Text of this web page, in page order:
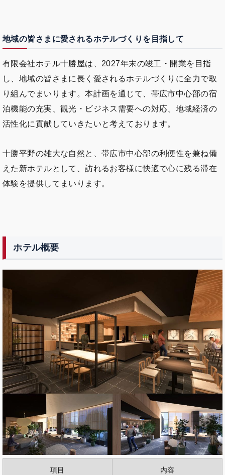
地域の皆さまに愛されるホテルづくりを目指して
有限会社ホテル十勝屋は、2027年末の竣工・開業を目指
し、地域の皆さまに長く愛されるホテルづくりに全力で取
り組んでまいります。本計画を通じて、帯広市中心部の宿
泊機能の充実、観光・ビジネス需要への対応、地域経済の
活性化に貢献していきたいと考えております。
十勝平野の雄大な自然と、帯広市中心部の利便性を兼ね備
えた新ホテルとして、訪れるお客様に快適で心に残る滞在
体験を提供してまいります。
ホテル概要
項目 内容